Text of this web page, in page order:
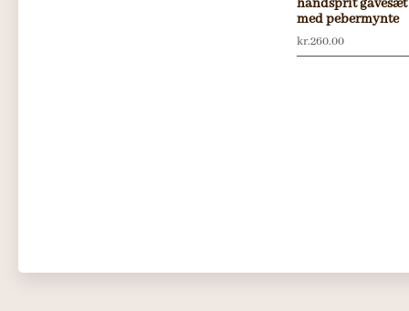
håndsprit gavesæt
med pebermynte
kr.260.00